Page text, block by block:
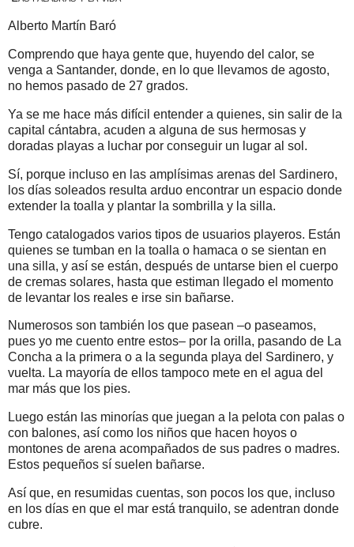
Alberto Martín Baró
Comprendo que haya gente que, huyendo del calor, se
venga a Santander, donde, en lo que llevamos de agosto,
no hemos pasado de 27 grados.
Ya se me hace más difícil entender a quienes, sin salir de la
capital cántabra, acuden a alguna de sus hermosas y
doradas playas a luchar por conseguir un lugar al sol.
Sí, porque incluso en las amplísimas arenas del Sardinero,
los días soleados resulta arduo encontrar un espacio donde
extender la toalla y plantar la sombrilla y la silla.
Tengo catalogados varios tipos de usuarios playeros. Están
quienes se tumban en la toalla o hamaca o se sientan en
una silla, y así se están, después de untarse bien el cuerpo
de cremas solares, hasta que estiman llegado el momento
de levantar los reales e irse sin bañarse.
Numerosos son también los que pasean –o paseamos,
pues yo me cuento entre estos– por la orilla, pasando de La
Concha a la primera o a la segunda playa del Sardinero, y
vuelta. La mayoría de ellos tampoco mete en el agua del
mar más que los pies.
Luego están las minorías que juegan a la pelota con palas o
con balones, así como los niños que hacen hoyos o
montones de arena acompañados de sus padres o madres.
Estos pequeños sí suelen bañarse.
Así que, en resumidas cuentas, son pocos los que, incluso
en los días en que el mar está tranquilo, se adentran donde
cubre.